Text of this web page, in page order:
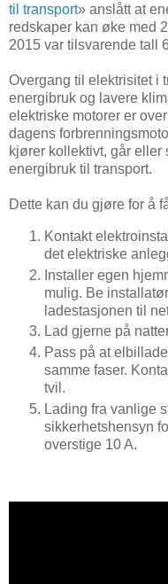
til transport» anslått at
redskaper kan øke med
2015 var tilsvarende tall
Overgang til elektrisitet i
energibruk og lavere
elektriske motorer er
dagens
kjører kollektivt, går eller
energibruk til transport.
Dette kan du gjøre for å
Kontakt
det elektriske
Installer egen
mulig. Be
ladestasjonen til
Lad gjerne på
Pass på at
samme faser.
tvil.
Lading fra vanlige
sikkerhetshensyn
overstige 10 A.